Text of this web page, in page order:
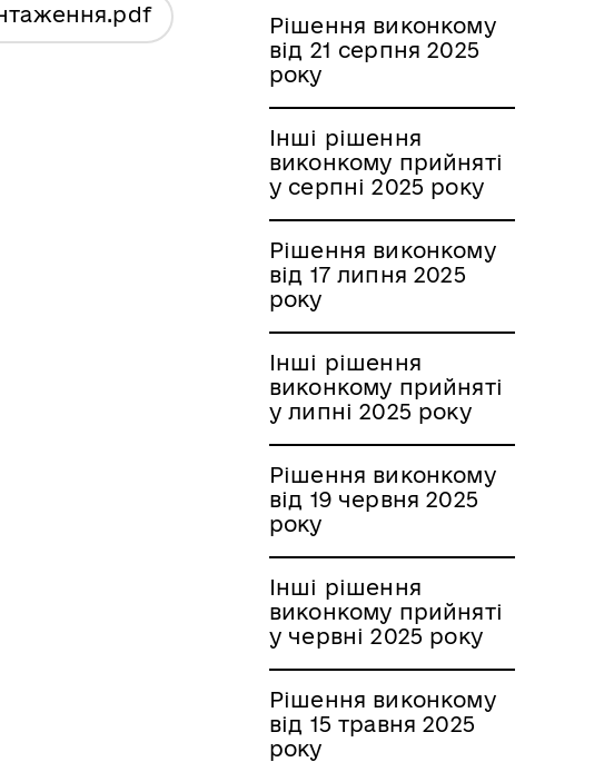
.pdf
Рішення виконкому
від 21 серпня 2025
року
Інші рішення
виконкому прийняті
у серпні 2025 року
Рішення виконкому
від 17 липня 2025
року
Інші рішення
виконкому прийняті
у липні 2025 року
Рішення виконкому
від 19 червня 2025
року
Інші рішення
виконкому прийняті
у червні 2025 року
Рішення виконкому
від 15 травня 2025
року